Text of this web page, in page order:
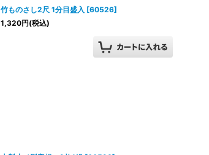
竹ものさし2尺 1分目盛入 [60526]
1,320円(税込)